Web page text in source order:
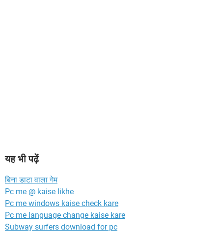
यह भी पढ़ें
बिना डाटा वाला गेम
Pc me @ kaise likhe
Pc me windows kaise check kare
Pc me language change kaise kare
Subway surfers download for pc